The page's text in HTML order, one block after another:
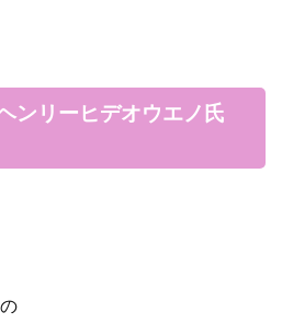
ンリーヒデオウエノ氏